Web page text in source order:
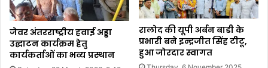
जेवर अंतरराष्ट्रीय हवाई अड्डा
उद्घाटन कार्यक्रम हेतु
कार्यकर्ताओं का भव्य प्रस्थान
रालोद की यूपी अर्बन बाडी के
प्रभारी बने इन्द्रजीत सिंह टीटू,
हुआ जोरदार स्वागत